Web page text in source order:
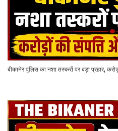
बीकानेर पुलिस का नशा तस्करों पर बड़ा प्रहार,